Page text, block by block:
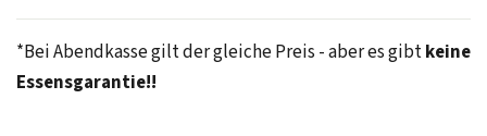
*Bei Abendkasse gilt der gleiche Preis - aber es gibtkeine
Essensgarantie!!